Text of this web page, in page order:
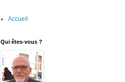
Accueil
Qui êtes-vous ?